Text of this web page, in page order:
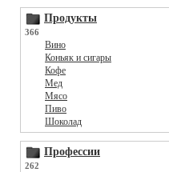
Продукты
366
Вино
Коньяк и сигары
Кофе
Мед
Мясо
Пиво
Шоколад
Профессии
262